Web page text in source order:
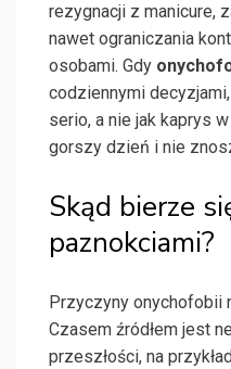
rezygnacji z manicure,
nawet ograniczania
osobami. Gdy
codziennymi
serio, a nie jak kaprys
gorszy dzień i nie
Skąd bierze
paznokciami?
Przyczyny onychofobii
Czasem źródłem jest
przeszłości, na